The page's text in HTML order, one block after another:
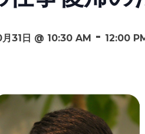
31日 @ 10:30 AM - 12:00